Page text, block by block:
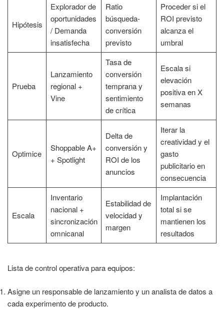
Hipótesis
Explorador de
oportunidades
/ Demanda
insatisfecha
Ratio
búsqueda-
conversión
previsto
Proceder si el
ROI previsto
alcanza el
umbral
Prueba
Lanzamiento
regional +
Vine
Tasa de
conversión
temprana y
sentimiento
de crítica
Escala si
elevación
positiva en X
semanas
Optimice
Shoppable A+
+ Spotlight
Delta de
conversión y
ROI de los
anuncios
Iterar la
creatividad y el
gasto
publicitario en
consecuencia
Escala
Inventario
nacional +
sincronización
omnicanal
Estabilidad de
velocidad y
margen
Implantación
total si se
mantienen los
resultados
Lista de control operativa para equipos:
Asigne un responsable de lanzamiento y un analista de datos a
cada experimento de producto.